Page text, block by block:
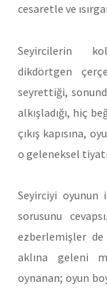
cesaretle ve
Seyircilerin
dikdörtgen
seyrettiği,
alkışladığı, hiç
çıkış kapısına,
o geleneksel
Seyirciyi
sorusunu
ezberlemişler
aklına geleni
oynanan; oyun